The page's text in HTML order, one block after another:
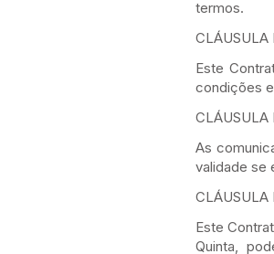
termos.
CLÁUSULA
Este
condições
CLÁUSULA
As
validade se
CLÁUSULA
Este
Quinta,